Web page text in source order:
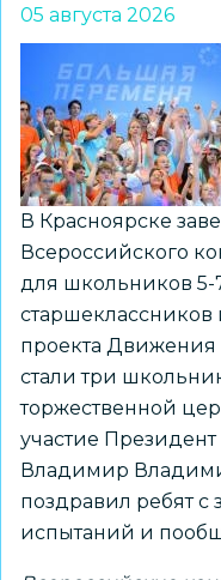
05 августа 2026
В Красноярске
Всероссийского
для школьников 5-
старшеклассников
проекта
стали три
торжественной
участие
Владимир
поздравил ребят
испытаний и